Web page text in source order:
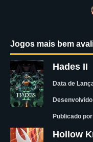
Jogos mais bem
Hades II
Data de
Publicado
Hollow